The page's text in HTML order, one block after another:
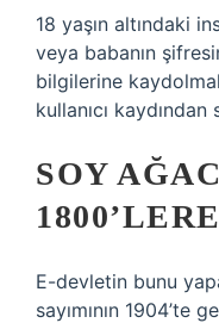
18 yaşın altındaki
veya babanın
bilgilerine
kullanıcı
SOY
E-devletin bunu
sayımının 1904’te